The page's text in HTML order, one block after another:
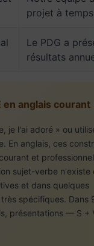
projet à
Le PDG a
résultats
en anglais courant
je l'ai adoré » ou
En anglais, ces
et
sujet-verbe n'existe
et dans quelques
spécifiques. Dans
présentations — S +